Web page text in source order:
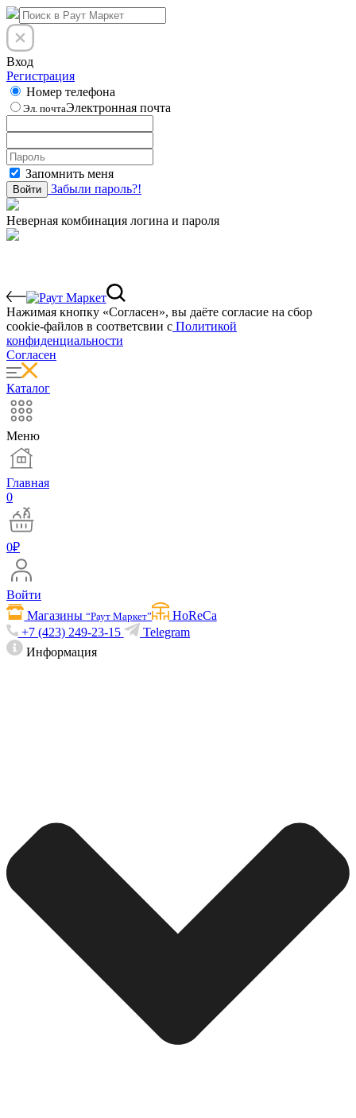
Вход
Регистрация
Номер телефона
Эл. почтаЭлектронная почта
Запомнить меня
Войти Забыли пароль?!
Неверная комбинация логина и пароля
Нажимая кнопку «Согласен», вы даёте cогласие на сбор
cookie-файлов в соответсвии с Политикой
конфиденциальности
Согласен
Каталог
Меню
Главная
0
0₽
Войти
Магазины“Раут Маркет”
HoReCa
+7 (423) 249-23-15
Telegram
Информация